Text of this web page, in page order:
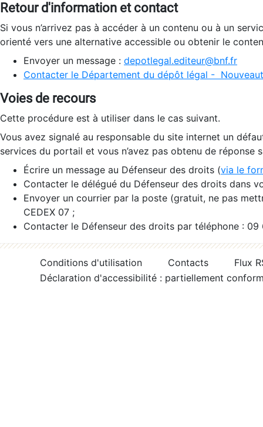
Retour d'information et contact
Si vous n’arrivez pas à accéder à un contenu ou à un
orienté vers une alternative accessible ou obtenir le
Envoyer un message : depotlegal.editeur@bnf.fr
Contacter le Département du dépôt légal -
Voies de recours
Cette procédure est à utiliser dans le cas suivant.
Vous avez signalé au responsable du site internet un
services du portail et vous n’avez pas obtenu de réponse
Écrire un message au Défenseur des droits (via le
Contacter le délégué du Défenseur des droits dans
Envoyer un courrier par la poste (gratuit, ne pas
CEDEX 07 ;
Contacter le Défenseur des droits par téléphone :
Conditions d'utilisation Contacts
Flux
Déclaration d'accessibilité : partiellement